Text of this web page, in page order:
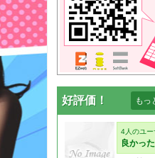
好評価！ もっ